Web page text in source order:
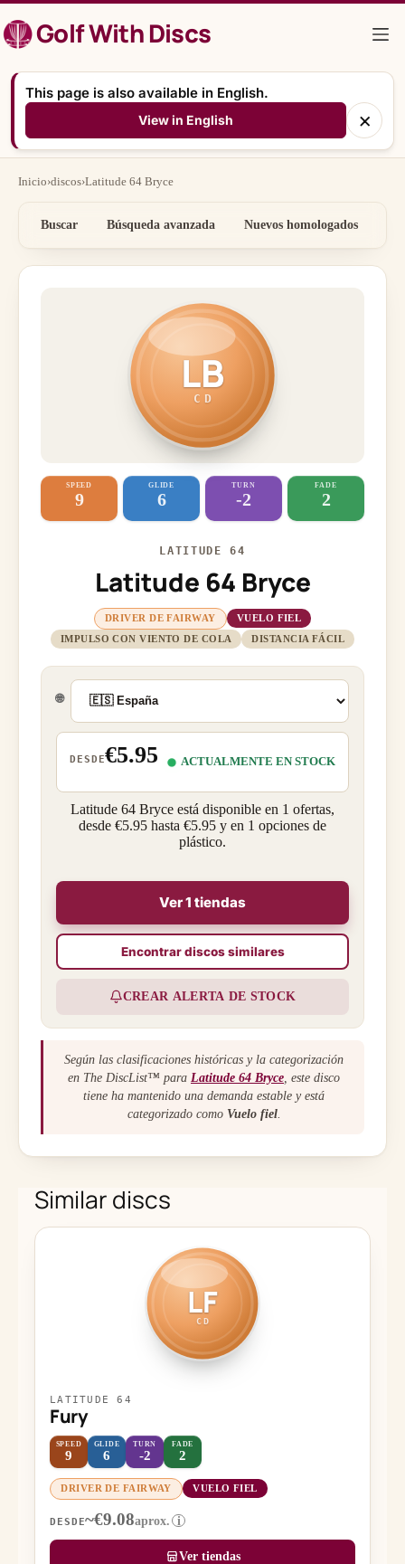
al
contenidoGolf With Discs
This page is also available in English.
View in English ×
Inicio›discos›Latitude 64 Bryce
Buscar Búsqueda avanzada Nuevos homologados
LB
CD
SPEED
9
GLIDE
6
TURN
-2
FADE
2
LATITUDE 64
Latitude 64 Bryce
DRIVER DE FAIRWAY
VUELO FIEL
IMPULSO CON VIENTO DE COLA
DISTANCIA FÁCIL
🌐
DESDE€5.95 ACTUALMENTE EN STOCK
Latitude 64 Bryce está disponible en 1 ofertas,
desde €5.95 hasta €5.95 y en 1 opciones de
plástico.
Ver 1 tiendas
Encontrar discos similares
CREAR ALERTA DE STOCK
Según las clasificaciones históricas y la categorización
en The DiscList™ para Latitude 64 Bryce , este disco
tiene ha mantenido una demanda estable y está
categorizado como Vuelo fiel.
Similar discs
LF
CD
LATITUDE 64
Fury
SPEED
9
GLIDE
6
TURN
-2
FADE
2
DRIVER DE FAIRWAY VUELO FIEL
DESDE~€9.08aprox. i
Ver tiendas